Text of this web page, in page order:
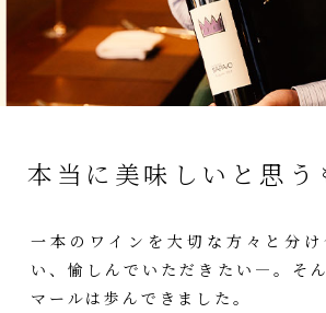
本当に美味しいと思う
一本のワインを大切な方々と分け
い、愉しんでいただきたい―。そ
マールは歩んできました。